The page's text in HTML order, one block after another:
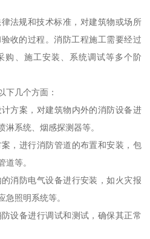
法规和技术标准，对建筑物或场所
收的过程。消防工程施工需要经过
购、施工安装、系统调试等多个阶
下几个方面：
方案，对建筑物内外的消防设备进
系统、烟感探测器等。
，进行消防管道的布置和安装，包
道等。
消防电气设备进行安装，如火灾报
急照明系统等。
设备进行调试和测试，确保其正常